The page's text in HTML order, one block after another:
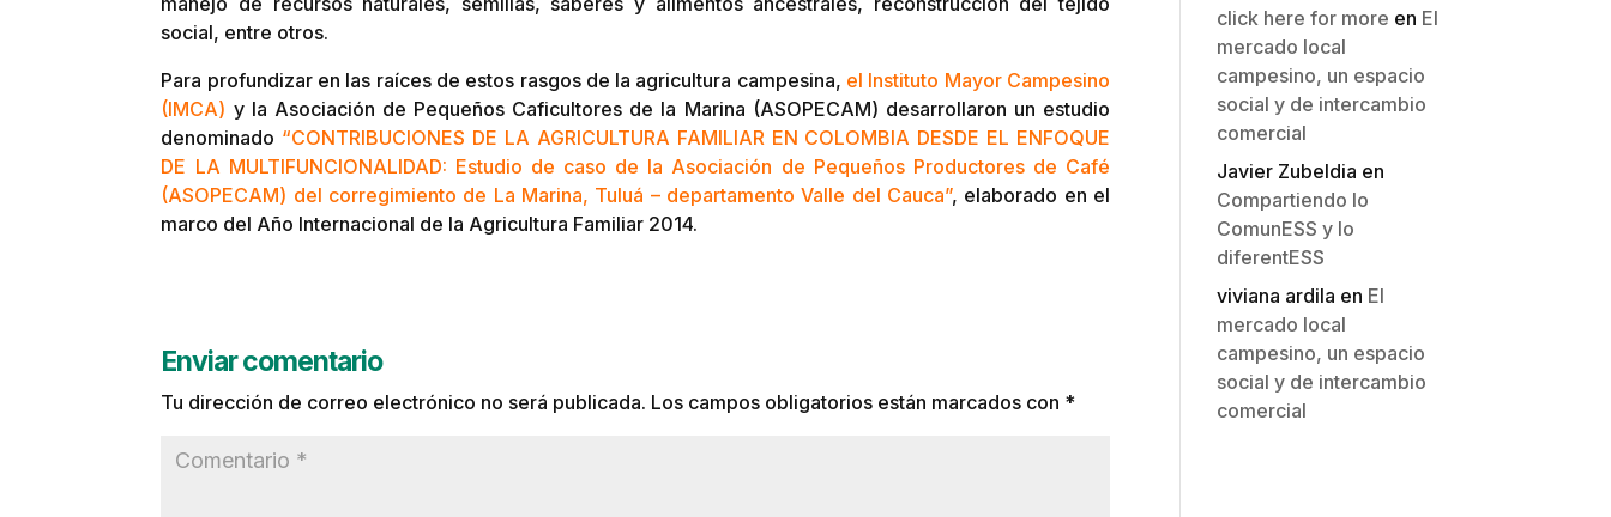
social, entre otros.
Para profundizar en las raíces de estos rasgos de la agricultura campesina, el Instituto Mayor Campesino
(IMCA) y la Asociación de Pequeños Caficultores de la Marina (ASOPECAM) desarrollaron un estudio
denominado “CONTRIBUCIONES DE LA AGRICULTURA FAMILIAR EN COLOMBIA DESDE EL ENFOQUE
DE LA MULTIFUNCIONALIDAD: Estudio de caso de la Asociación de Pequeños Productores de Café
(ASOPECAM) del corregimiento de La Marina, Tuluá – departamento Valle del Cauca”, elaborado en el
marco del Año Internacional de la Agricultura Familiar 2014.
Enviar comentario
Tu dirección de correo electrónico no será publicada. Los campos obligatorios están marcados con *
click here for more en El
mercado local
campesino, un espacio
social y de intercambio
comercial
Javier Zubeldia en
Compartiendo lo
ComunESS y lo
diferentESS
viviana ardila en El
mercado local
campesino, un espacio
social y de intercambio
comercial